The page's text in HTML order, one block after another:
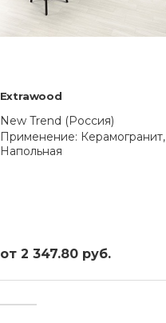
Extrawood
New Trend (Россия)
Применение: Керамогранит,
Напольная
от 2 347.80 руб.